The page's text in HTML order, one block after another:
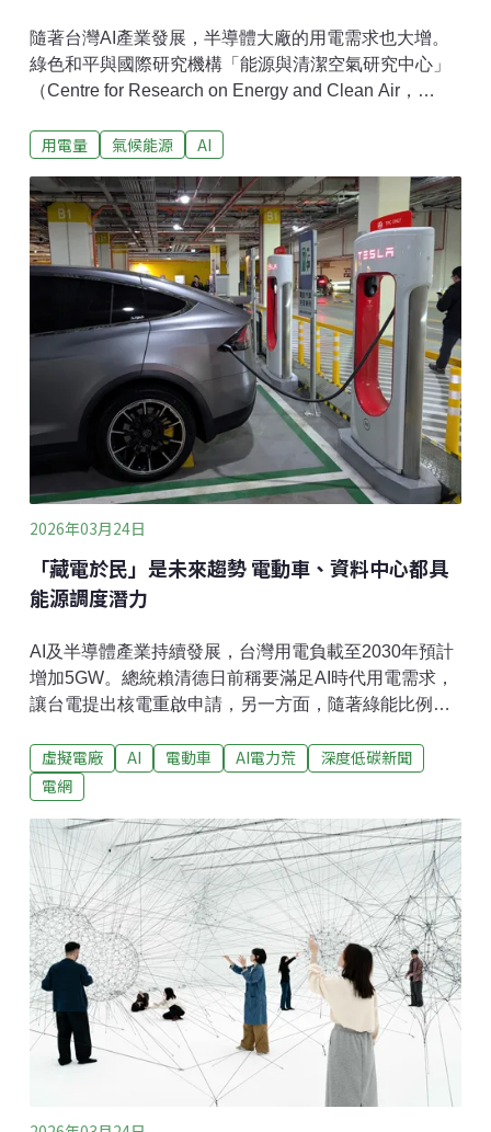
隨著台灣AI產業發展，半導體大廠的用電需求也大增。
綠色和平與國際研究機構「能源與清潔空氣研究中心」
（Centre for Research on Energy and Clean Air，
攀升，且電網仍高度依賴化石燃料，衍生的空污排放危
失。綠色和平呼籲，台積電、聯電與美光等電子廠承諾
2030年前達成100%再生能源使用，讓護國神山成為
「救命神山」。AI產業用化石燃料發電 空污已成人權議
題綠色和平24日發布《呼吸告急：台灣電子業用電對健
康與經濟衝擊》報告，報告指出，台灣自AI開始商業化
的2022年到2025年間，產業用電量已經成長12%。綠色
和平氣候與能源專案主任張皪心引用加州大學與加州理
工學院的研究指出，2019至2023年間，資料中心使用化
石燃料發電引發的空氣污染，已導致美國1434例
用電量 氣候能源 AI
2026年03月24日
「藏電於民」是未來趨勢 電動車、資料中心都具
能源調度潛力
AI及半導體產業持續發展，台灣用電負載至2030年預計
增加5GW。總統賴清德日前稱要滿足AI時代用電需求，
讓台電提出核電重啟申請，另一方面，隨著綠能比例提
辦公室副執行長林子倫17日於論壇上強調，「藏電於
民」是未來的趨勢。電動車、資料中心都有可能透過虛
民」的虛擬電廠 小兵也可立大功全球運算需求持續增
加，台灣在AI及半導體產業帶動下，用電負載至2030年
預估將增加5GW，且未來10年用電增量是過去10年的2
倍以上。傳統集中式電網難回應龐大電力需求下的調度
壓力，虛擬電廠（VPP）可整合分散式能源、儲能、智
慧負載及需量反應等資源，近年被視為新解方。台灣智
慧城市產業聯盟、台北市電腦公會17日舉辦「AI新時
代，虛擬電廠強化城市能源韌性」論壇。國科會副主委
林法正表示，台灣與澳洲西澳的電力系統規模類似，但
台灣輔
虛擬電廠 AI 電動車 AI電力荒
深度低碳新聞
電網